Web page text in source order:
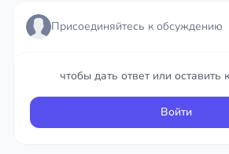
Войти
Присоединяйтесь к обсуждению
чтобы дать ответ или оставить
Войти